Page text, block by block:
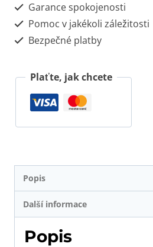
3
KOLORY
množství
Garance spokojenosti
Pomoc v jakékoli záležitosti
Bezpečné platby
Plaťte, jak chcete
Popis
Další informace
Popis